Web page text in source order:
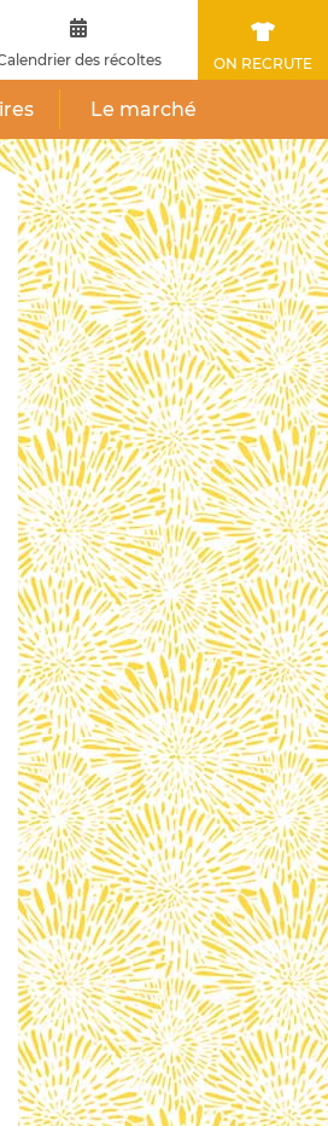
des récoltes ON RECRUTE
Le marché